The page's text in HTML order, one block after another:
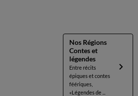
Nos Régions
Contes et
légendes
Entre récits
épiques et contes
féériques,
«Légendes de ...